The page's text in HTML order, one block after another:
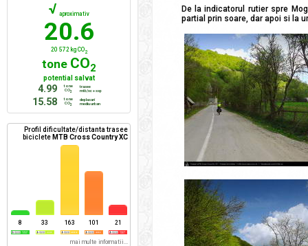
De la indicatorul rutier spre
partial prin soare, dar apoi si la
√ aproximativ
20.6
20 572 kg CO2
tone CO2
potential salvat
4.99
tone
CO2
trasee
mtb/xc + ssp
15.58
tone
CO2
deplasari
mediu urban
Profil dificultate/distanta trasee
biciclete MTB Cross Country XC
8 33 163 101 21
mai multe informatii...